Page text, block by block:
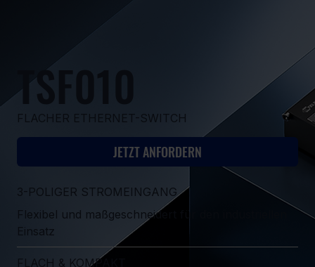
TSF010
FLACHER ETHERNET-SWITCH
JETZT ANFORDERN
3-POLIGER STROMEINGANG
Flexibel und maßgeschneidert für den industriellen
Einsatz
FLACH & KOMPAKT